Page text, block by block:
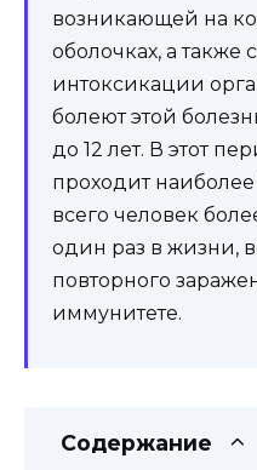
возникающей на
оболочках, а также
интоксикации
болеют этой
до 12 лет. В этот
проходит
всего человек
один раз в жизни,
повторного
иммунитете.
Содержание